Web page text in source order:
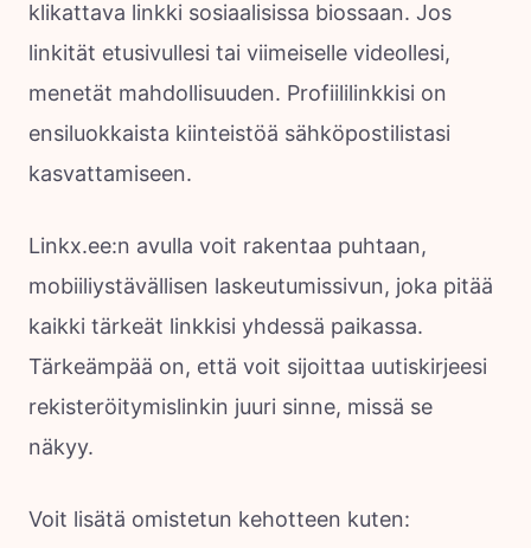
klikattava linkki sosiaalisissa biossaan. Jos
linkität etusivullesi tai viimeiselle videollesi,
menetät mahdollisuuden. Profiililinkkisi on
ensiluokkaista kiinteistöä sähköpostilistasi
kasvattamiseen.
Linkx.ee:n avulla voit rakentaa puhtaan,
mobiiliystävällisen laskeutumissivun, joka pitää
kaikki tärkeät linkkisi yhdessä paikassa.
Tärkeämpää on, että voit sijoittaa uutiskirjeesi
rekisteröitymislinkin juuri sinne, missä se
näkyy.
Voit lisätä omistetun kehotteen kuten: